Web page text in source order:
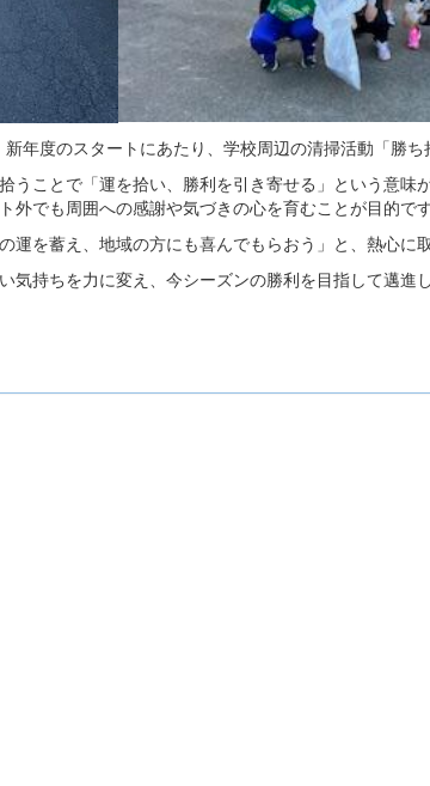
年度のスタートにあたり、学校周辺の清掃活動「勝ち
うことで「運を拾い、勝利を引き寄せる」という意味
外でも周囲への感謝や気づきの心を育むことが目的です
運を蓄え、地域の方にも喜んでもらおう」と、熱心に
気持ちを力に変え、今シーズンの勝利を目指して邁進